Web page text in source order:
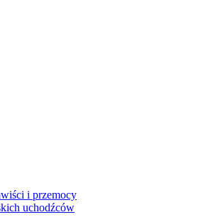
i przemocy
uchodźców